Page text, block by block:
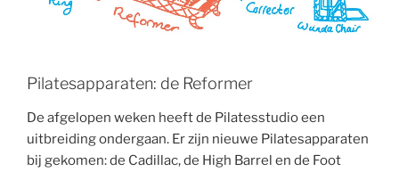
Pilatesapparaten: de Reformer
De afgelopen weken heeft de Pilatesstudio een
uitbreiding ondergaan. Er zijn nieuwe Pilatesapparaten
bij gekomen: de Cadillac, de High Barrel en de Foot